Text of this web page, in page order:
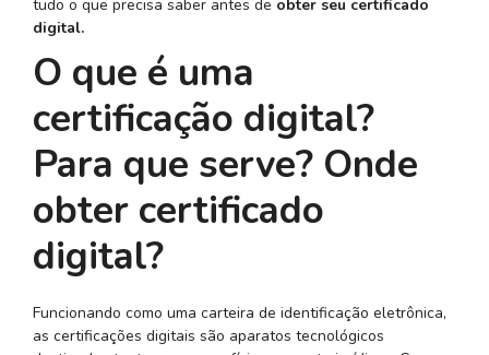
tudo o que precisa saber antes de obter seu certificado
digital.
O que é uma
certificação digital?
Para que serve? Onde
obter certificado
digital?
Funcionando como uma carteira de identificação eletrônica,
as certificações digitais são aparatos tecnológicos